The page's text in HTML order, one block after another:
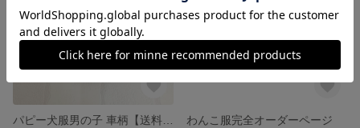
わんこ服完全オーダーページ